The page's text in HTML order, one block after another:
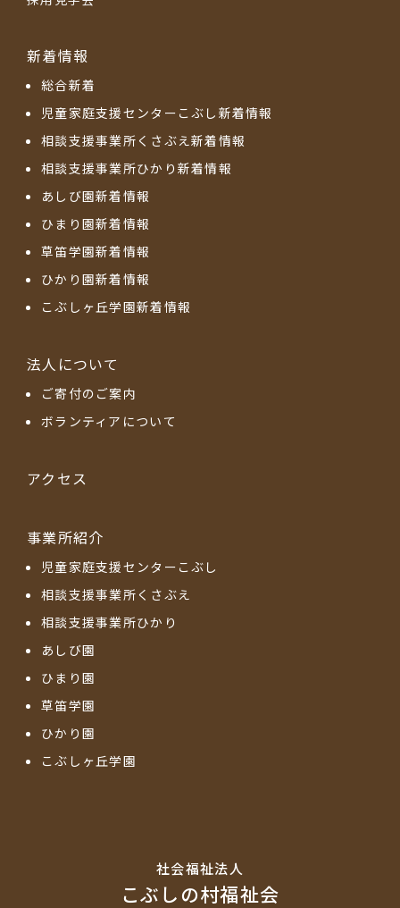
新着情報
総合新着
児童家庭支援センターこぶし新着情報
相談支援事業所くさぶえ新着情報
相談支援事業所ひかり新着情報
あしび園新着情報
ひまり園新着情報
草笛学園新着情報
ひかり園新着情報
こぶしヶ丘学園新着情報
法人について
ご寄付のご案内
ボランティアについて
アクセス
事業所紹介
児童家庭支援センターこぶし
相談支援事業所くさぶえ
相談支援事業所ひかり
あしび園
ひまり園
草笛学園
ひかり園
こぶしヶ丘学園
社会福祉法⼈
こぶしの村福祉会